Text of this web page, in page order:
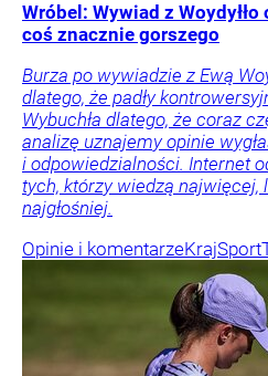
Wróbel: Wywiad z
coś znacznie gorszego
Burza po wywiadzie z Ewą
dlatego, że padły
Wybuchła dlatego, że coraz
analizę uznajemy opinie
i odpowiedzialności. Internet
tych, którzy wiedzą najwięcej,
najgłośniej.
Opinie i komentarzeKrajSport